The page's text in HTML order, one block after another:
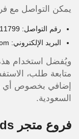
يمكن التواصل مع
رقم التواصل: 0118211799
البريد الإلكتروني: help@cs.alyasra.com
ويُفضل استخدام هذه
متابعة طلب،
السعودية.
فروع متجر Allbirds السعودية